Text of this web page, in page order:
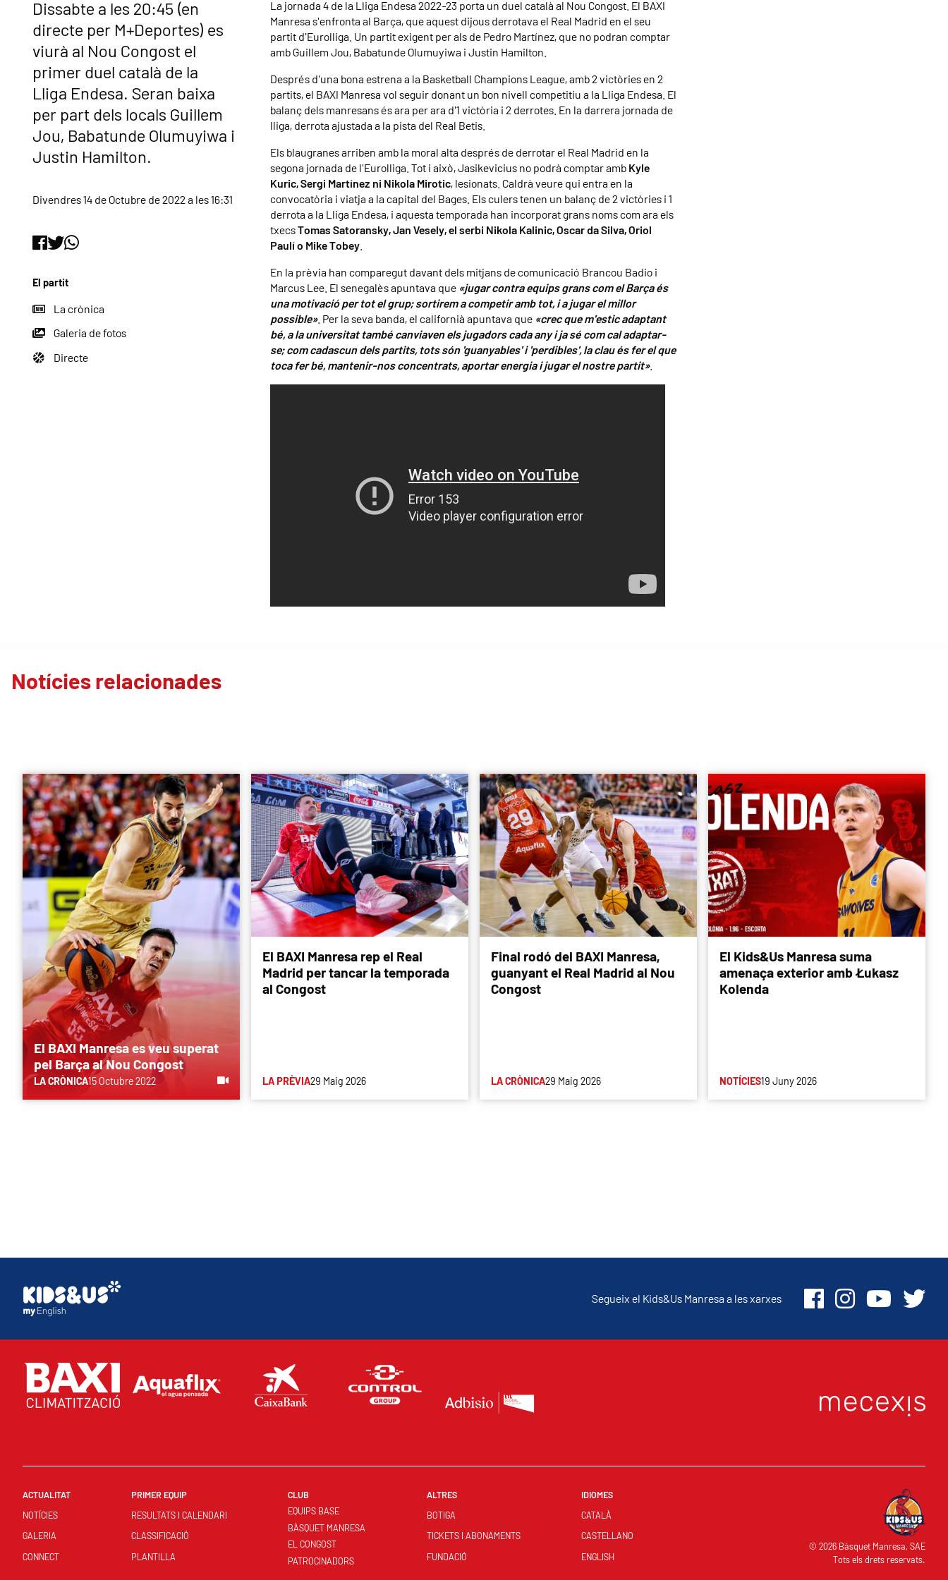
Dissabte a les 20:45 (en
directe per M+Deportes) es
viurà al Nou Congost el
primer duel català de la
Lliga Endesa. Seran baixa
per part dels locals Guillem
Jou, Babatunde Olumuyiwa i
Justin Hamilton.
Divendres 14 de Octubre de 2022 a les 16:31
El partit
La crònica
Galeria de fotos
Directe
La jornada 4 de la Lliga Endesa 2022-23 porta un duel català al Nou Congost. El BAXI
Manresa s'enfronta al Barça, que aquest dijous derrotava el Real Madrid en el seu
partit d'Eurolliga. Un partit exigent per als de Pedro Martínez, que no podran comptar
amb Guillem Jou, Babatunde Olumuyiwa i Justin Hamilton.
Després d'una bona estrena a la Basketball Champions League, amb 2 victòries en 2
partits, el BAXI Manresa vol seguir donant un bon nivell competitiu a la Lliga Endesa. El
balanç dels manresans és ara per ara d'1 victòria i 2 derrotes. En la darrera jornada de
lliga, derrota ajustada a la pista del Real Betis.
Els blaugranes arriben amb la moral alta després de derrotar el Real Madrid en la
segona jornada de l'Eurolliga. Tot i això, Jasikevicius no podrà comptar amb Kyle
Kuric, Sergi Martínez ni Nikola Mirotic, lesionats. Caldrà veure qui entra en la
convocatòria i viatja a la capital del Bages. Els culers tenen un balanç de 2 victòries i 1
derrota a la Lliga Endesa, i aquesta temporada han incorporat grans noms com ara els
txecsTomas Satoransky, Jan Vesely, el serbi Nikola Kalinic, Oscar da Silva, Oriol
Paulí o Mike Tobey.
En la prèvia han comparegut davant dels mitjans de comunicació Brancou Badio i
Marcus Lee. El senegalès apuntava que «jugar contra equips grans com el Barça és
una motivació per tot el grup; sortirem a competir amb tot, i a jugar el millor
possible». Per la seva banda, el californià apuntava que «crec que m'estic adaptant
bé, a la universitat també canviaven els jugadors cada any i ja sé com cal adaptar-
se; com cadascun dels partits, tots són 'guanyables' i 'perdibles', la clau és fer el que
toca fer bé, mantenir-nos concentrats, aportar energia i jugar el nostre partit».
Notícies relacionades
El BAXI Manresa es veu superat
pel Barça al Nou Congost
LA CRÒNICA15 Octubre 2022
El BAXI Manresa rep el Real
Madrid per tancar la temporada
al Congost
LA PRÈVIA29 Maig 2026
Final rodó del BAXI Manresa,
guanyant el Real Madrid al Nou
Congost
LA CRÒNICA29 Maig 2026
El Kids&Us Manresa suma
amenaça exterior amb Łukasz
Kolenda
NOTÍCIES19 Juny 2026
Segueix el Kids&Us Manresa a les xarxes
ACTUALITAT
NOTÍCIES
GALERIA
CONNECT
PRIMER EQUIP
RESULTATS I CALENDARI
CLASSIFICACIÓ
PLANTILLA
CLUB
EQUIPS BASE
BÀSQUET MANRESA
EL CONGOST
PATROCINADORS
ALTRES
BOTIGA
TICKETS I ABONAMENTS
FUNDACIÓ
IDIOMES
CATALÀ
CASTELLANO
ENGLISH
© 2026 Bàsquet Manresa, SAE
Tots els drets reservats.